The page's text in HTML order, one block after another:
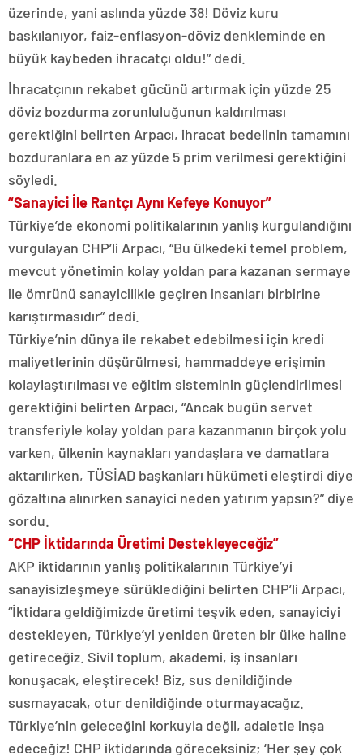
üzerinde, yani aslında yüzde 38! Döviz kuru
baskılanıyor, faiz-enflasyon-döviz denkleminde en
büyük kaybeden ihracatçı oldu!” dedi.
İhracatçının rekabet gücünü artırmak için yüzde 25
döviz bozdurma zorunluluğunun kaldırılması
gerektiğini belirten Arpacı, ihracat bedelinin tamamını
bozduranlara en az yüzde 5 prim verilmesi gerektiğini
söyledi.
“Sanayici İle Rantçı Aynı Kefeye Konuyor”
Türkiye’de ekonomi politikalarının yanlış kurgulandığını
vurgulayan CHP’li Arpacı, “Bu ülkedeki temel problem,
mevcut yönetimin kolay yoldan para kazanan sermaye
ile ömrünü sanayicilikle geçiren insanları birbirine
karıştırmasıdır” dedi.
Türkiye’nin dünya ile rekabet edebilmesi için kredi
maliyetlerinin düşürülmesi, hammaddeye erişimin
kolaylaştırılması ve eğitim sisteminin güçlendirilmesi
gerektiğini belirten Arpacı, “Ancak bugün servet
transferiyle kolay yoldan para kazanmanın birçok yolu
varken, ülkenin kaynakları yandaşlara ve damatlara
aktarılırken, TÜSİAD başkanları hükümeti eleştirdi diye
gözaltına alınırken sanayici neden yatırım yapsın?” diye
sordu.
“CHP İktidarında Üretimi Destekleyeceğiz”
AKP iktidarının yanlış politikalarının Türkiye’yi
sanayisizleşmeye sürüklediğini belirten CHP’li Arpacı,
“İktidara geldiğimizde üretimi teşvik eden, sanayiciyi
destekleyen, Türkiye’yi yeniden üreten bir ülke haline
getireceğiz. Sivil toplum, akademi, iş insanları
konuşacak, eleştirecek! Biz, sus denildiğinde
susmayacak, otur denildiğinde oturmayacağız.
Türkiye’nin geleceğini korkuyla değil, adaletle inşa
edeceğiz! CHP iktidarında göreceksiniz; ‘Her şey çok